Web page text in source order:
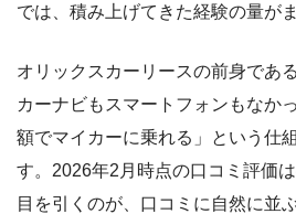
では、積み上げてきた経験の量が
オリックスカーリースの前身であ
カーナビもスマートフォンもなか
額でマイカーに乗れる」という仕
す。2026年2月時点の口コミ評価
目を引くのが、口コミに自然に並